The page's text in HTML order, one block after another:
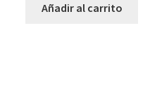
Añadir al carrito